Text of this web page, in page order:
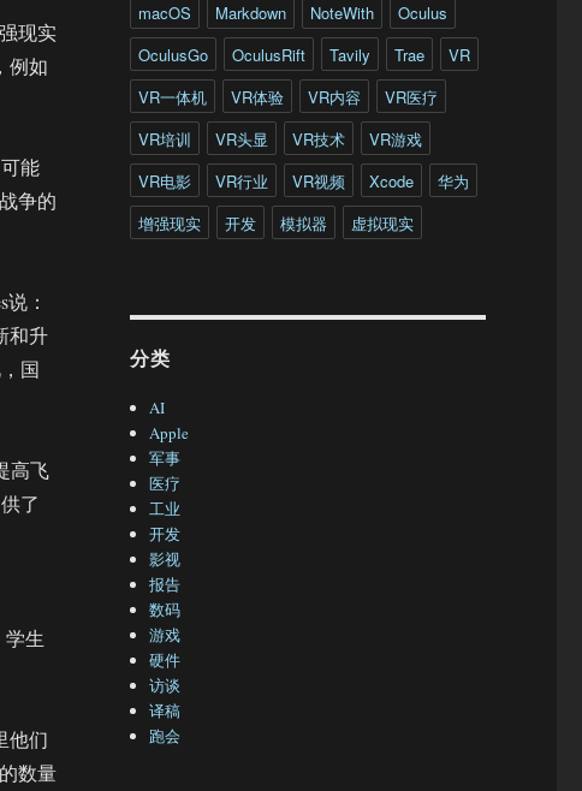
现实
例如
能
争的
：
和升
国
高飞
了
学生
他们
数量
macOS
Markdown NoteWith
Oculus
OculusGo
OculusRift Tavily Trae
VR
VR一体机
VR体验 VR内容
VR医疗
VR培训
VR头显 VR技术
VR游戏
VR电影
VR行业 VR视频 Xcode
华为
增强现实
开发 模拟器 虚拟现实
分类
AI
Apple
军事
医疗
工业
开发
影视
报告
数码
游戏
硬件
访谈
译稿
跑会